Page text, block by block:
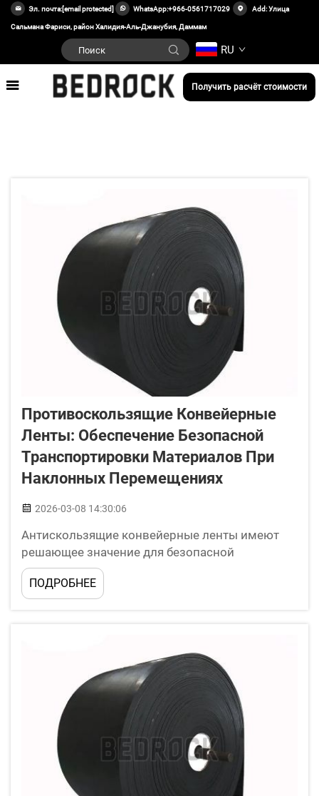
Эл. почта:[email protected] WhatsApp:+966-0561717029 Add: Улица
Сальмана Фариси, район Халидия-Аль-Джанубия, Даммам
RU
Получить расчёт стоимости
Противоскользящие Конвейерные
Ленты: Обеспечение Безопасной
Транспортировки Материалов При
Наклонных Перемещениях
2026-03-08 14:30:06
Антискользящие конвейерные ленты имеют
решающее значение для безопасной
транспортировки материалов при больших
углах наклона. Существуют специальные
ленты, которые помогают надёжно удерживать
транспортировке материалов по конв...
ПОДРОБНЕЕ